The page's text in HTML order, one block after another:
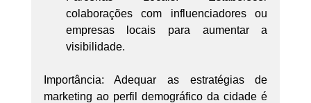
colaborações com influenciadores ou
empresas locais para aumentar a
visibilidade.
Importância: Adequar as estratégias de
marketing ao perfil demográfico da cidade é